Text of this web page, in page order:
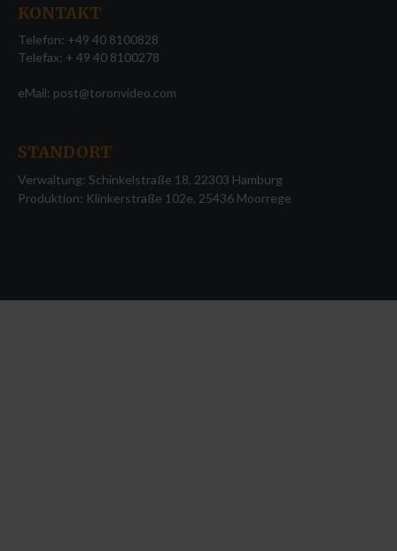
Blog
Videothemen
Foto- Dia- und Negativscan
Audiodigitalisierung
IT in der AV Bearbeitung
KONTAKT
Telefon: +49 40 8100828
Telefax: + 49 40 8100278
eMail: post@toronvideo.com
STANDORT
Verwaltung: Schinkelstraße 18, 22303 Hamburg
Produktion: Klinkerstraße 102e, 25436 Moorrege